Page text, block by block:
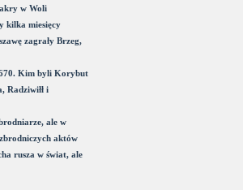
w Woli
kilka miesięcy
zagrały Brzeg,
Kim byli Korybut
Radziwiłł i
ale w
aktów
rusza w świat, ale